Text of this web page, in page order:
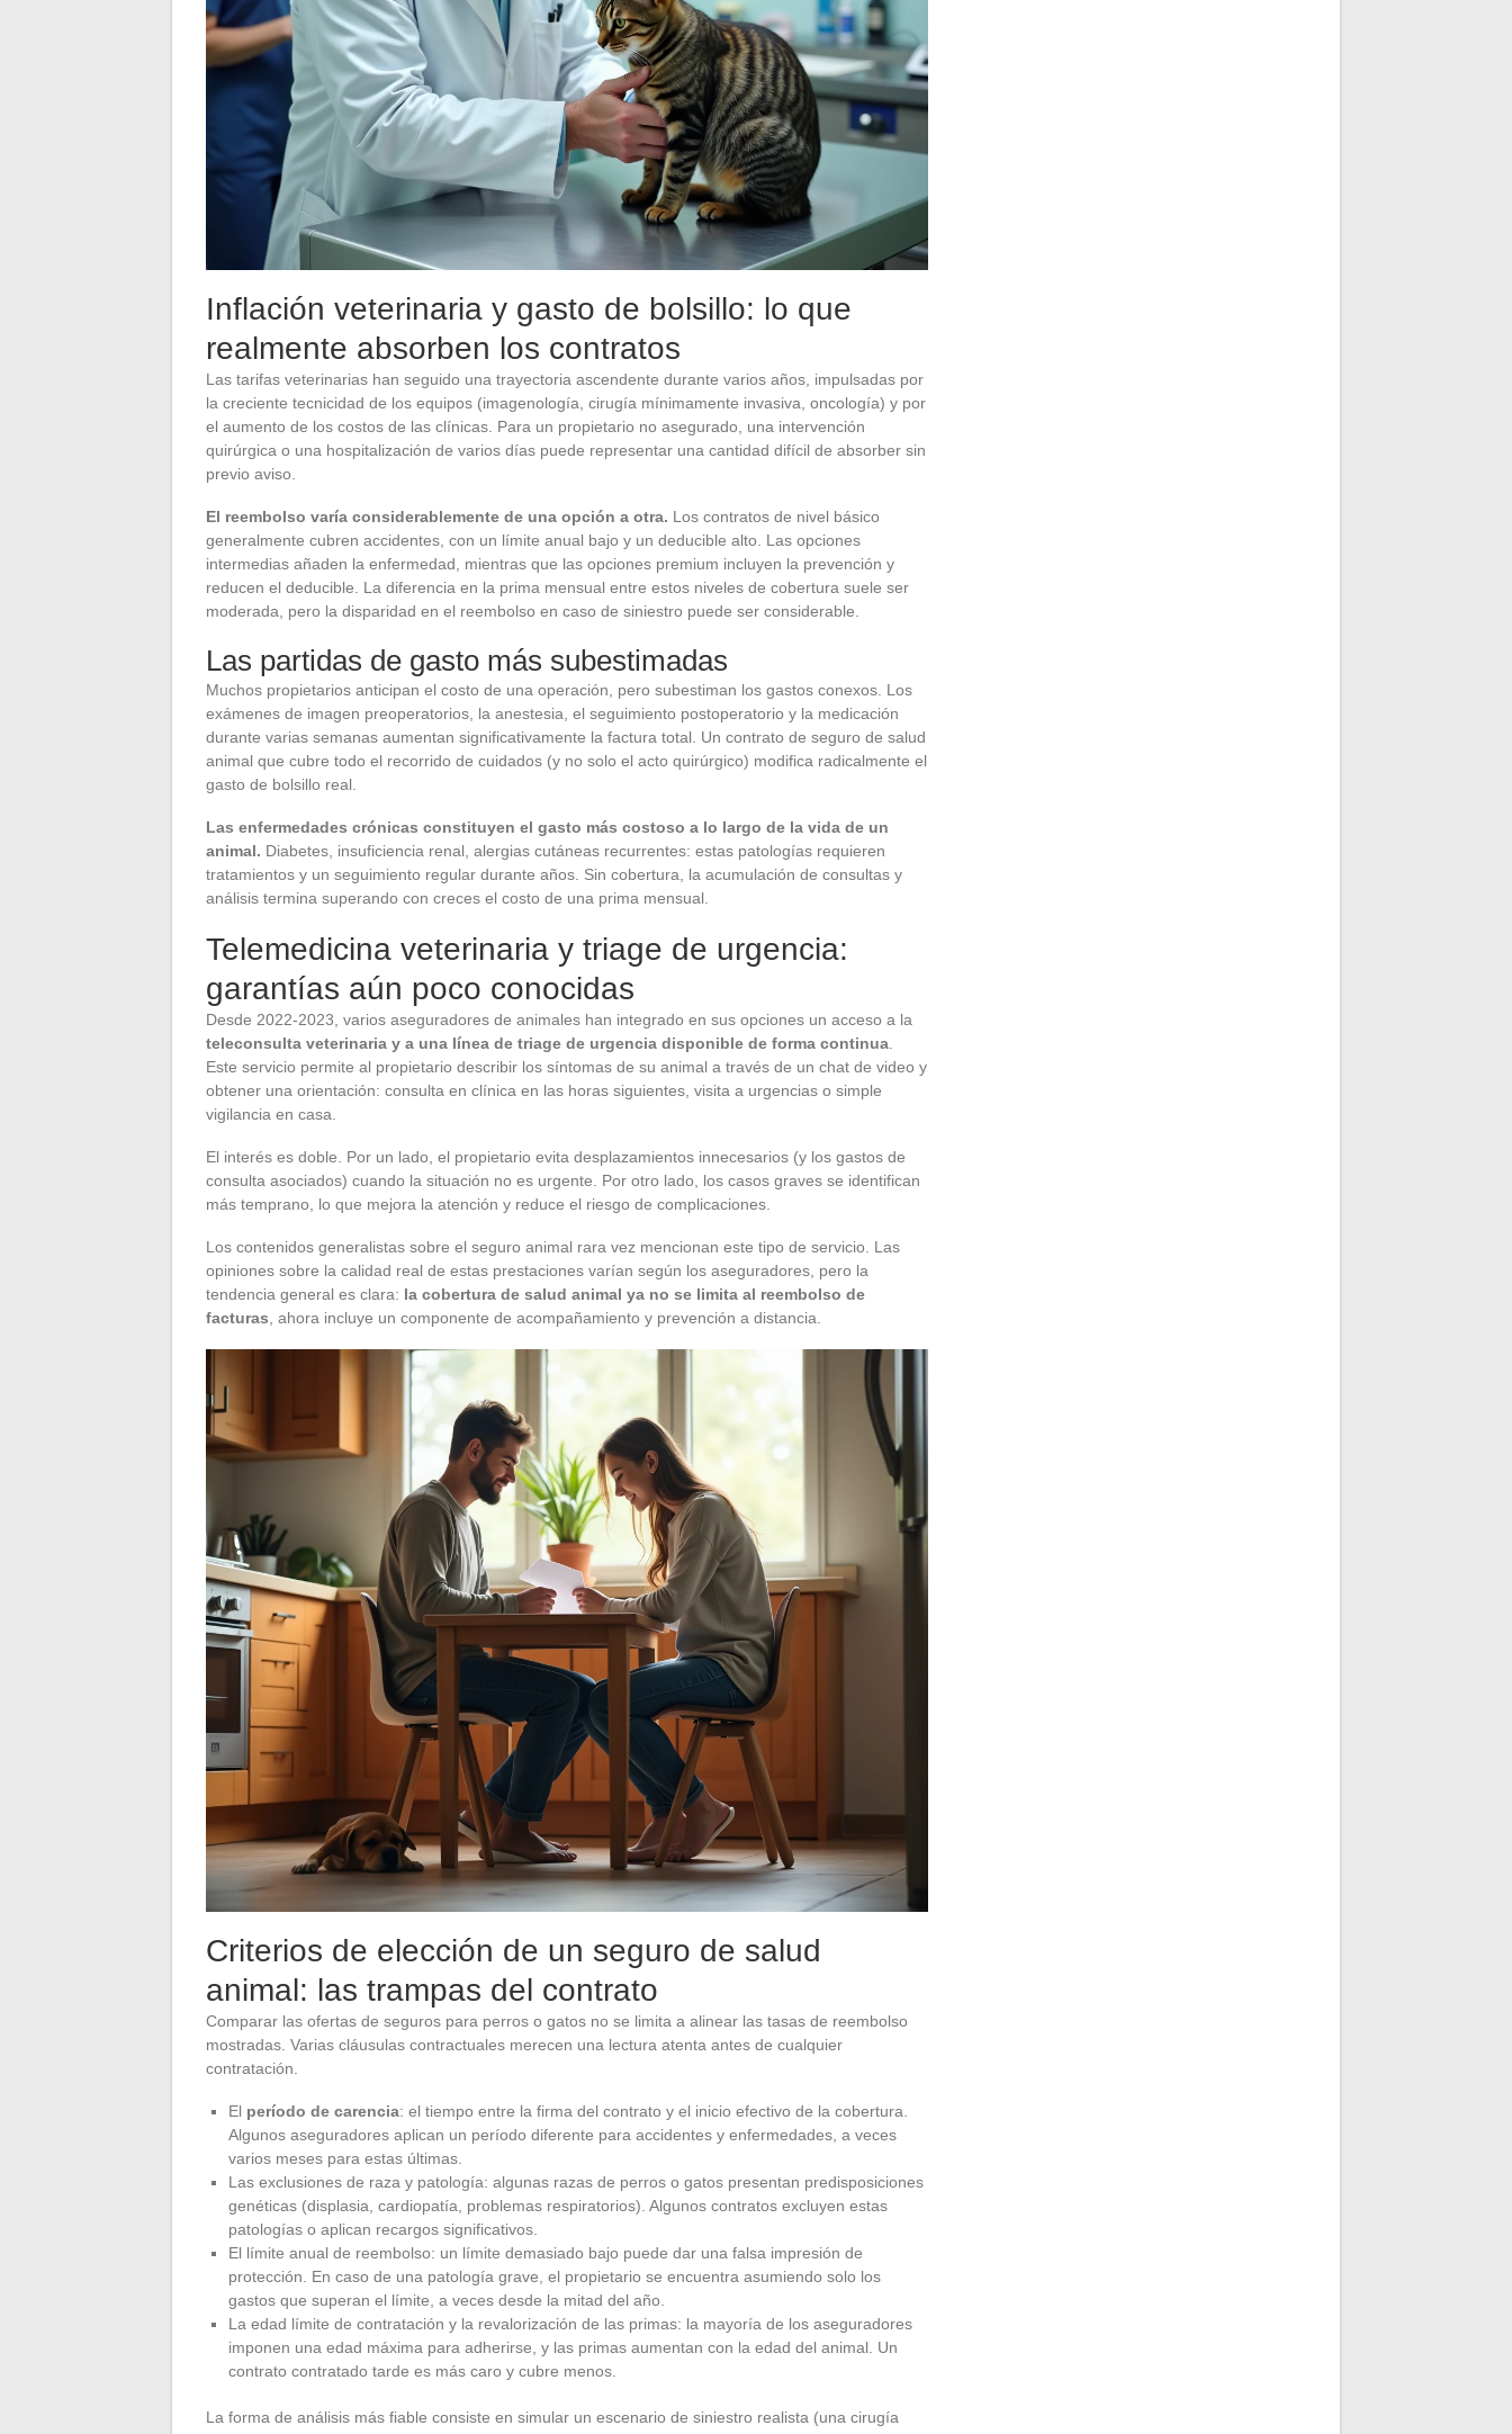
Inflación veterinaria y gasto de bolsillo: lo que
realmente absorben los contratos
Las tarifas veterinarias han seguido una trayectoria ascendente durante varios años, impulsadas por
la creciente tecnicidad de los equipos (imagenología, cirugía mínimamente invasiva, oncología) y por
el aumento de los costos de las clínicas. Para un propietario no asegurado, una intervención
quirúrgica o una hospitalización de varios días puede representar una cantidad difícil de absorber sin
previo aviso.
El reembolso varía considerablemente de una opción a otra. Los contratos de nivel básico
generalmente cubren accidentes, con un límite anual bajo y un deducible alto. Las opciones
intermedias añaden la enfermedad, mientras que las opciones premium incluyen la prevención y
reducen el deducible. La diferencia en la prima mensual entre estos niveles de cobertura suele ser
moderada, pero la disparidad en el reembolso en caso de siniestro puede ser considerable.
Las partidas de gasto más subestimadas
Muchos propietarios anticipan el costo de una operación, pero subestiman los gastos conexos. Los
exámenes de imagen preoperatorios, la anestesia, el seguimiento postoperatorio y la medicación
durante varias semanas aumentan significativamente la factura total. Un contrato de seguro de salud
animal que cubre todo el recorrido de cuidados (y no solo el acto quirúrgico) modifica radicalmente el
gasto de bolsillo real.
Las enfermedades crónicas constituyen el gasto más costoso a lo largo de la vida de un
animal. Diabetes, insuficiencia renal, alergias cutáneas recurrentes: estas patologías requieren
tratamientos y un seguimiento regular durante años. Sin cobertura, la acumulación de consultas y
análisis termina superando con creces el costo de una prima mensual.
Telemedicina veterinaria y triage de urgencia:
garantías aún poco conocidas
Desde 2022-2023, varios aseguradores de animales han integrado en sus opciones un acceso a la
teleconsulta veterinaria y a una línea de triage de urgencia disponible de forma continua.
Este servicio permite al propietario describir los síntomas de su animal a través de un chat de video y
obtener una orientación: consulta en clínica en las horas siguientes, visita a urgencias o simple
vigilancia en casa.
El interés es doble. Por un lado, el propietario evita desplazamientos innecesarios (y los gastos de
consulta asociados) cuando la situación no es urgente. Por otro lado, los casos graves se identifican
más temprano, lo que mejora la atención y reduce el riesgo de complicaciones.
Los contenidos generalistas sobre el seguro animal rara vez mencionan este tipo de servicio. Las
opiniones sobre la calidad real de estas prestaciones varían según los aseguradores, pero la
tendencia general es clara: la cobertura de salud animal ya no se limita al reembolso de
facturas, ahora incluye un componente de acompañamiento y prevención a distancia.
Criterios de elección de un seguro de salud
animal: las trampas del contrato
Comparar las ofertas de seguros para perros o gatos no se limita a alinear las tasas de reembolso
mostradas. Varias cláusulas contractuales merecen una lectura atenta antes de cualquier
contratación.
El período de carencia: el tiempo entre la firma del contrato y el inicio efectivo de la cobertura.
Algunos aseguradores aplican un período diferente para accidentes y enfermedades, a veces
varios meses para estas últimas.
Las exclusiones de raza y patología: algunas razas de perros o gatos presentan predisposiciones
genéticas (displasia, cardiopatía, problemas respiratorios). Algunos contratos excluyen estas
patologías o aplican recargos significativos.
El límite anual de reembolso: un límite demasiado bajo puede dar una falsa impresión de
protección. En caso de una patología grave, el propietario se encuentra asumiendo solo los
gastos que superan el límite, a veces desde la mitad del año.
La edad límite de contratación y la revalorización de las primas: la mayoría de los aseguradores
imponen una edad máxima para adherirse, y las primas aumentan con la edad del animal. Un
contrato contratado tarde es más caro y cubre menos.
La forma de análisis más fiable consiste en simular un escenario de siniestro realista (una cirugía